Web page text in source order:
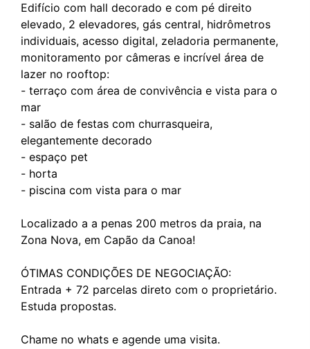
Edifício com hall decorado e com pé direito
elevado, 2 elevadores, gás central, hidrômetros
individuais, acesso digital, zeladoria permanente,
monitoramento por câmeras e incrível área de
lazer no rooftop:
- terraço com área de convivência e vista para o
mar
- salão de festas com churrasqueira,
elegantemente decorado
- espaço pet
- horta
- piscina com vista para o mar
Localizado a a penas 200 metros da praia, na
Zona Nova, em Capão da Canoa!
ÓTIMAS CONDIÇÕES DE NEGOCIAÇÃO:
Entrada + 72 parcelas direto com o proprietário.
Estuda propostas.